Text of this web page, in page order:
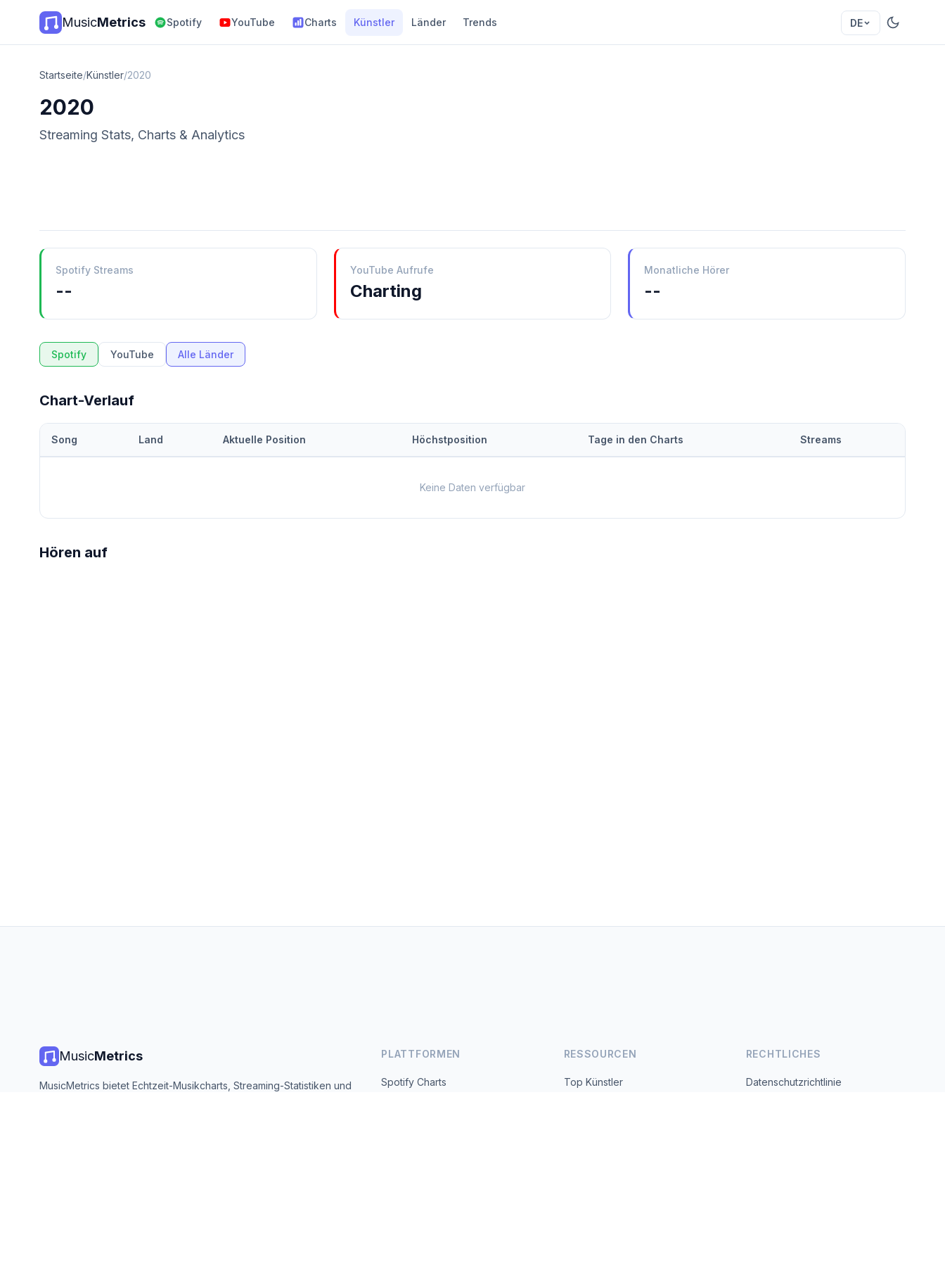
MusicMetrics Spotify YouTube Charts Künstler Länder Trends DE
Startseite/Künstler/2020
2020
Streaming Stats, Charts & Analytics
Spotify Streams
--
YouTube Aufrufe
Charting
Monatliche Hörer
--
Spotify YouTube Alle Länder
Chart-Verlauf
Song Land Aktuelle Position Höchstposition Tage in den Charts Streams
Keine Daten verfügbar
Hören auf
MusicMetrics
MusicMetrics bietet Echtzeit-Musikcharts, Streaming-Statistiken und
PLATTFORMEN
Spotify Charts
RESSOURCEN
Top Künstler
RECHTLICHES
Datenschutzrichtlinie